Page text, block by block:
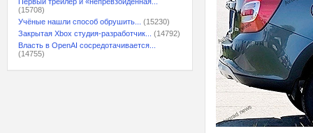
(15708)
Учёные нашли способ обрушить...
(15230)
Закрытая Xbox студия-разработчик...
(14792)
Власть в OpenAI сосредотачивается...
(14755)